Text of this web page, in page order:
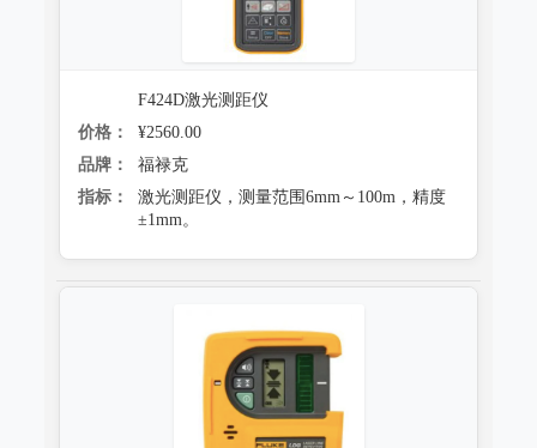
F424D激光测距仪
价格：
¥2560.00
品牌：
福禄克
指标：
激光测距仪，测量范围6mm～100m，精度
±1mm。